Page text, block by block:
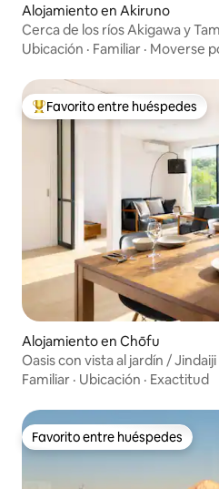
Alojamiento en Akiruno
Cerca de los ríos Akigawa y
con capacidad para 8 personas
Ubicación · Familiar · Moverse
Favorito entre huéspedes
Favorito entre huéspedes
Alojamiento en Chōfu
Oasis con vista al jardín /
2 habitaciones y sala de estar /
Familiar · Ubicación · Exactitud
Favorito entre huéspedes
Favorito entre huéspedes